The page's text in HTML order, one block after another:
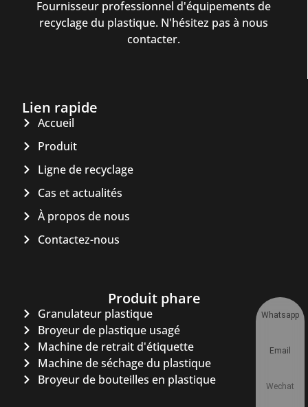
Fournisseur professionnel d'équipements de
recyclage du plastique. N'hésitez pas à nous
contacter.
Lien rapide
Accueil
Produit
Ligne de recyclage
Cas et actualités
À propos de nous
Contactez-nous
Produit phare
Granulateur plastique
Broyeur de plastique usagé
Machine de retrait d'étiquette
Machine de séchage du plastique
Broyeur de bouteilles en plastique
Whatsapp
Email
Wechat